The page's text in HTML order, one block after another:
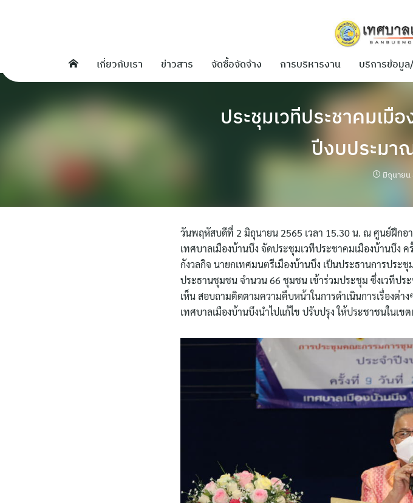
เกี่ยวกับเรา ข่าวสาร จัดซื้อจัดจ้าง การบริหารงาน บริการข้อมู
ประชุมเวทีประชาคมเมื
ปีงบประมา
มิถุนายน
วันพฤหัสบดีที่ 2 มิถุนายน 2565 เวลา 15.30 น. ณ ศูนย์ฝึกอ
เทศบาลเมืองบ้านบึง จัดประชุมเวทีประชาคมเมืองบ้านบึ
กังวลกิจ นายกเทศมนตรีเมืองบ้านบึง เป็นประธานการปร
ประธานชุมชน จำนวน 66 ชุมชน เข้าร่วมประชุม ซึ่งเวทีป
เห็น สอบถามติดตามความคืบหน้าในการดำเนินการเรื่องต่า
เทศบาลเมืองบ้านบึงนำไปแก้ไข ปรับปรุง ให้ประชาชนในเ